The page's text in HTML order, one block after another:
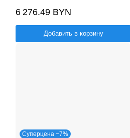
6 276.49 BYN
Добавить в корзину
Суперцена −7%